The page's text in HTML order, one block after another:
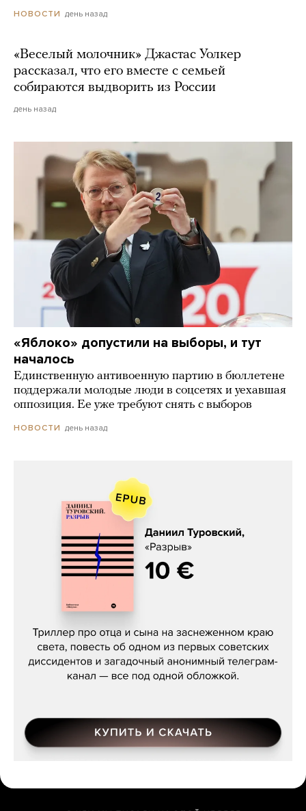
НОВОСТИ день назад
«Веселый молочник» Джастас Уолкер
рассказал, что его вместе с семьей
собираются выдворить из России
день назад
«Яблоко» допустили на выборы, и тут
началось
Единственную антивоенную партию в бюллетене
поддержали молодые люди в соцсетях и уехавшая
оппозиция. Ее уже требуют снять с выборов
НОВОСТИ день назад
Даниил Туровский, «Разрыв»